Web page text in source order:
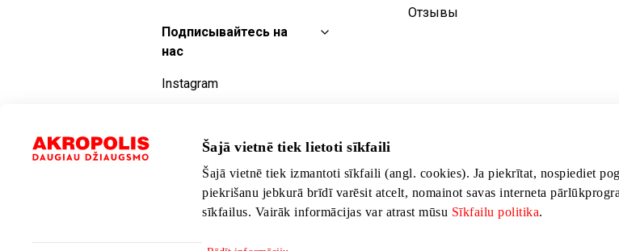
Šajā vietnē tiek lietoti sīkfaili
Šajā vietnē tiek izmantoti sīkfaili (angl. cookies). Ja piekrītat, nospiediet
piekrišanu jebkurā brīdī varēsit atcelt, nomainot savas interneta
sīkfailus. Vairāk informācijas var atrast mūsu Sīkfailu politika.
Отзывы
Подписывайтесь на
нас
Instagram
YouTube